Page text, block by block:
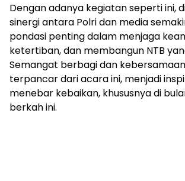
Dengan adanya kegiatan seperti ini,
sinergi antara Polri dan media
pondasi penting dalam menjaga
ketertiban, dan membangun NTB
Semangat berbagi dan
terpancar dari acara ini, menjadi
menebar kebaikan, khususnya di
berkah ini.